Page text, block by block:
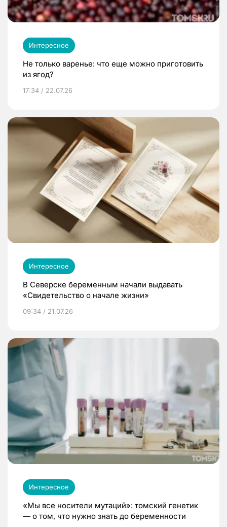
Интересное
Не только варенье: что еще можно приготовить
из ягод?
17:34 / 22.07.26
Интересное
В Северске беременным начали выдавать
«Свидетельство о начале жизни»
09:34 / 21.07.26
Интересное
«Мы все носители мутаций»: томский генетик
— о том, что нужно знать до беременности